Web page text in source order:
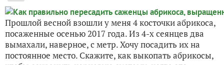
Прошлой весной взошли у меня 4 косточки абрикоса,
посаженные осенью 2017 года. Из 4-х сеянцев два
вымахали, наверное, с метр. Хочу посадить их на
постоянное место. Скажите, как выкопать абрикосы,